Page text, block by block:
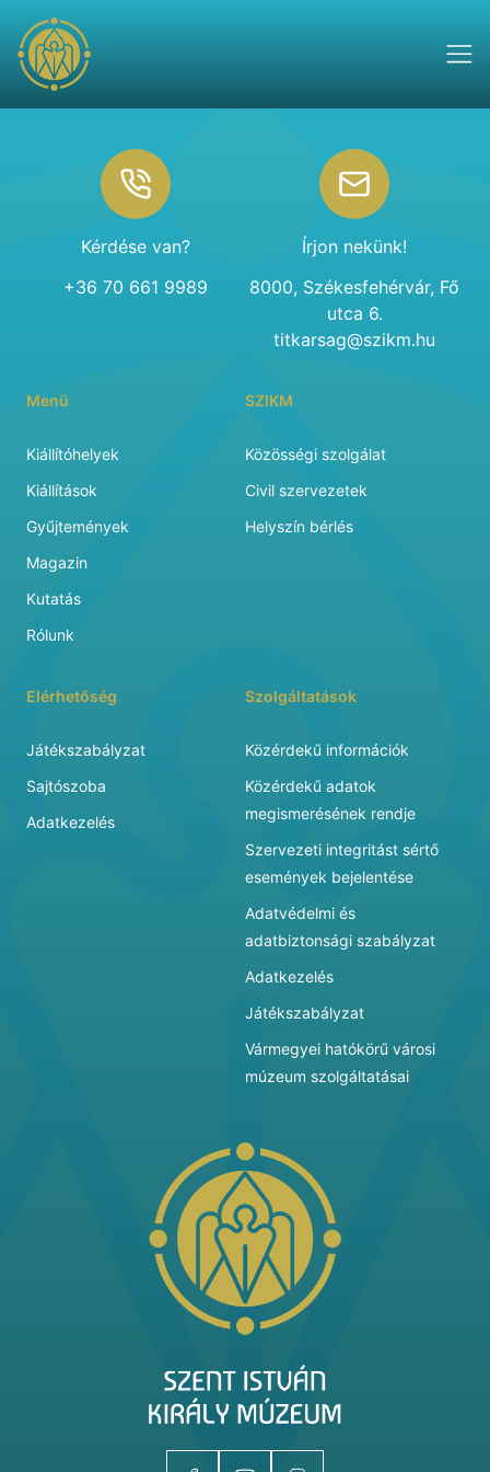
Kérdése van?
+36 70 661 9989
Írjon nekünk!
8000, Székesfehérvár, Fő
utca 6.
titkarsag@szikm.hu
Menü
Kiállítóhelyek
Kiállítások
Gyűjtemények
Magazin
Kutatás
Rólunk
SZIKM
Közösségi szolgálat
Civil szervezetek
Helyszín bérlés
Elérhetőség
Játékszabályzat
Sajtószoba
Adatkezelés
Szolgáltatások
Közérdekű információk
Közérdekű adatok
megismerésének rendje
Szervezeti integritást sértő
események bejelentése
Adatvédelmi és
adatbiztonsági szabályzat
Adatkezelés
Játékszabályzat
Vármegyei hatókörű városi
múzeum szolgáltatásai